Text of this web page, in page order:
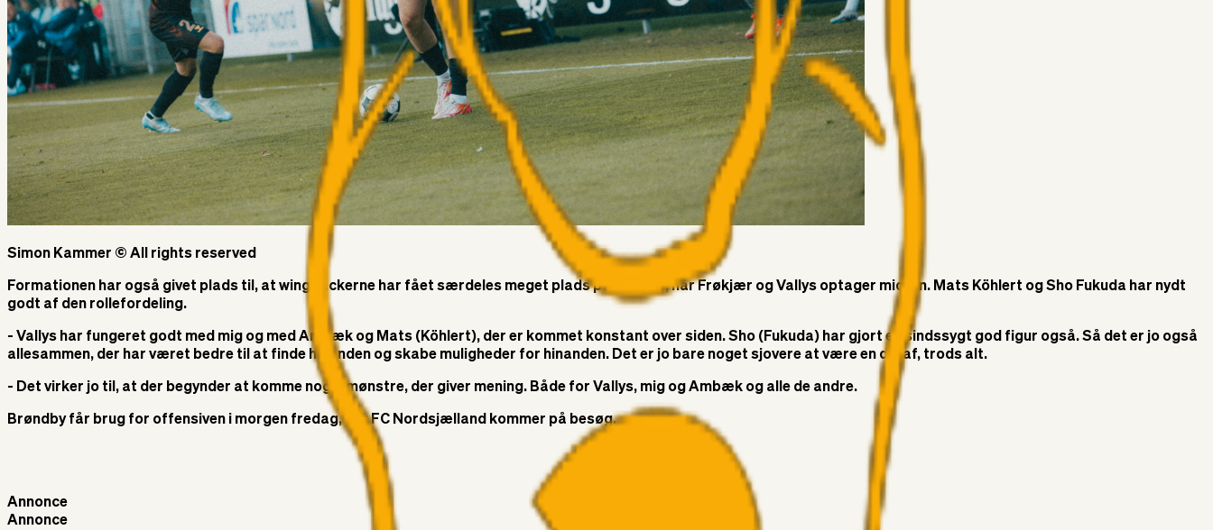
Simon Kammer © All rights reserved
Formationen har også givet plads til, at wingbackerne har fået særdeles meget plads på siderne, når Frøkjær og Vallys optager midten. Mats Köhlert og Sho Fukuda har nydt
godt af den rollefordeling.
- Vallys har fungeret godt med mig og med Ambæk og Mats (Köhlert), der er kommet konstant over siden. Sho (Fukuda) har gjort en sindssygt god figur også. Så det er jo også
allesammen, der har været bedre til at finde hinanden og skabe muligheder for hinanden. Det er jo bare noget sjovere at være en del af, trods alt.
- Det virker jo til, at der begynder at komme nogle mønstre, der giver mening. Både for Vallys, mig og Ambæk og alle de andre.
Brøndby får brug for offensiven i morgen fredag, når FC Nordsjælland kommer på besøg.
Annonce
Annonce